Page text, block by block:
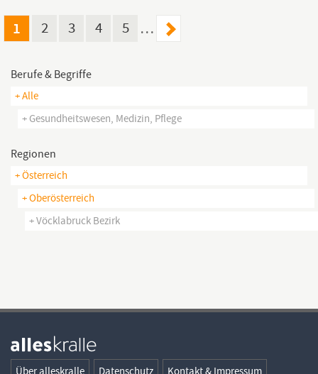
und arbeiten Sie
1 2 3 4 5 …
Berufe & Begriffe
+ Alle
+ Gesundheitswesen, Medizin, Pflege
Regionen
+ Österreich
+ Oberösterreich
+ Vöcklabruck Bezirk
Über alleskralle Datenschutz Kontakt & Impressum